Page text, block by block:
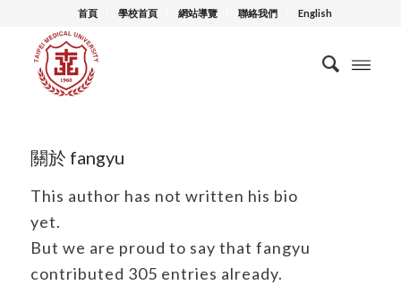
首頁 學校首頁 網站導覽 聯絡我們 English
關於 fangyu
This author has not written his bio
yet.
But we are proud to say that fangyu
contributed 305 entries already.